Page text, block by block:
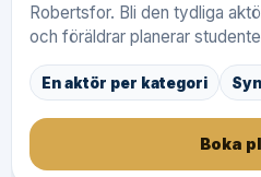
Robertsfor. Bli den tydliga
och föräldrar planerar
En aktör per kategori
Boka